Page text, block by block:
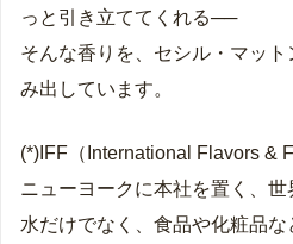
っと引き立ててくれる──
そんな香りを、セシル・マッ
み出しています。
(*)IFF（International Flavors &
ニューヨークに本社を置く、
水だけでなく、食品や化粧品な